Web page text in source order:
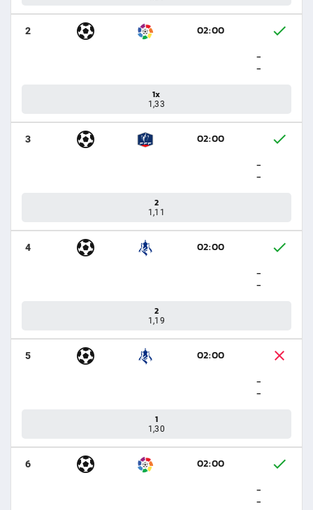
2
02:00
-
-
1x
1,33
3
02:00
-
-
2
1,11
4
02:00
-
-
2
1,19
5
02:00
-
-
1
1,30
6
02:00
-
-